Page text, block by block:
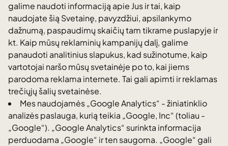
galime naudoti informaciją apie Jus ir tai, kaip
naudojate šią Svetainę, pavyzdžiui, apsilankymo
dažnumą, paspaudimų skaičių tam tikrame puslapyje ir
kt. Kaip mūsų reklaminių kampanijų dalį, galime
panaudoti analitinius slapukus, kad sužinotume, kaip
vartotojai naršo mūsų svetainėje po to, kai jiems
parodoma reklama internete. Tai gali apimti ir reklamas
trečiųjų šalių svetainėse.
Mes naudojamės „Google Analytics“ - žiniatinklio
analizės paslauga, kurią teikia „Google, Inc“ (toliau -
„Google“). „Google Analytics“ surinkta informacija
perduodama „Google“ ir ten saugoma. „Google“ gali